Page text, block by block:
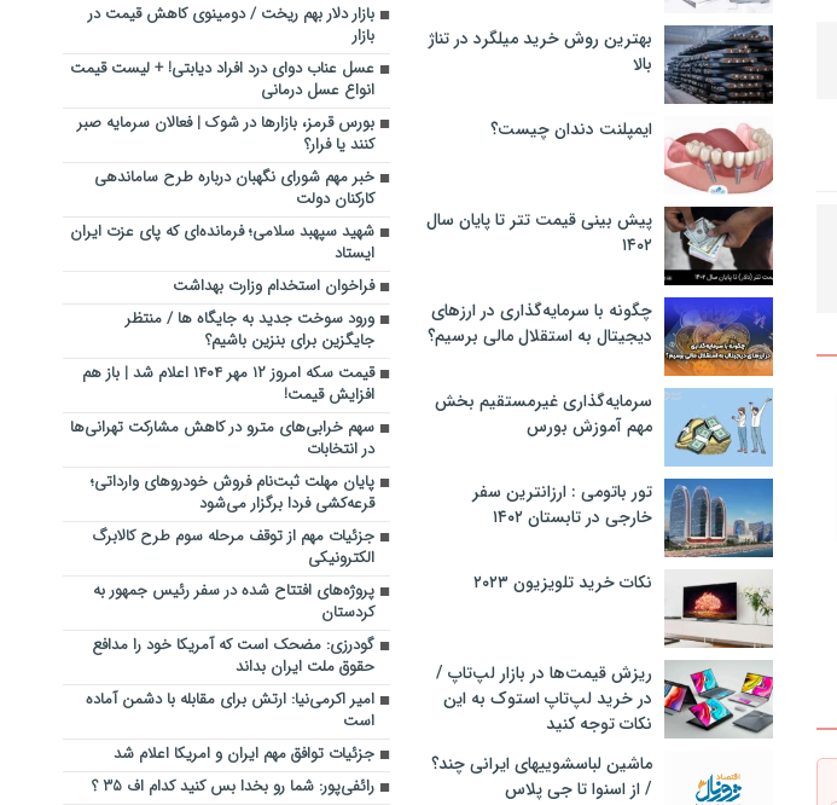
بهترین روش خرید میلگرد در تناژ
بالا
ایمپلنت دندان چیست؟
پیش بینی قیمت تتر تا پایان سال
۱۴۰۲
چگونه با سرمایه‌گذاری در ارزهای
دیجیتال به استقلال مالی برسیم؟
سرمایه‌گذاری غیرمستقیم بخش
مهم آموزش بورس
تور باتومی : ارزانترین سفر
خارجی در تابستان ۱۴۰۲
نکات خرید تلویزیون ۲۰۲۳
ریزش قیمت‌ها در بازار لپ‌تاپ /
در خرید لپ‌تاپ استوک به این
نکات توجه کنید
ماشین لباسشویی‎های ایرانی چند؟
/ از اسنوا تا جی پلاس
بازار دلار بهم ریخت / دومینوی کاهش قیمت در
بازار
عسل عناب دوای درد افراد دیابتی! + لیست قیمت
انواع عسل درمانی
بورس قرمز، بازارها در شوک | فعالان سرمایه صبر
کنند یا فرار؟
خبر مهم شورای نگهبان درباره طرح ساماندهی
کارکنان دولت
شهید سپهبد سلامی؛ فرمانده‌ای که پای عزت ایران
ایستاد
فراخوان استخدام وزارت بهداشت
ورود سوخت جدید به جایگاه ها / منتظر
جایگزین برای بنزین باشیم؟
قیمت سکه امروز ۱۲ مهر ۱۴۰۴ اعلام شد | باز هم
افزایش قیمت!
سهم خرابی‌های مترو در کاهش مشارکت تهرانی‌ها
در انتخابات
پایان مهلت ثبت‌نام فروش خودروهای وارداتی؛
قرعه‌کشی فردا برگزار می‌شود
جزئیات مهم از توقف مرحله سوم طرح کالابرگ
الکترونیکی
پروژه‌های افتتاح شده در سفر رئیس جمهور به
کردستان
گودرزی: مضحک است که آمریکا خود را مدافع
حقوق ملت ایران بداند
امیر اکرمی‌نیا: ارتش برای مقابله با دشمن آماده
است
جزئیات توافق مهم ایران و امریکا اعلام شد
رائفی‌پور: شما رو بخدا بس کنید کدام اف‌ ۳۵ ؟